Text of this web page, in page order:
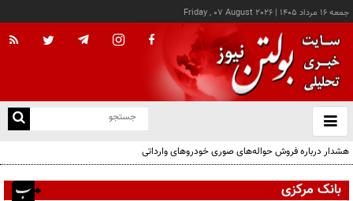
جمعه ۱۶ مرداد ۱۴۰۵ |
Friday , 07 August 2026
باز
و
هشدار درباره فروش حواله‌های صوری خودروهای وارداتی
بانک مرکزی